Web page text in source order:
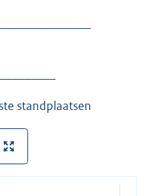
standplaatsen